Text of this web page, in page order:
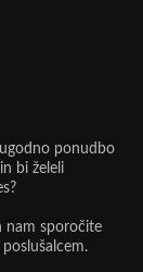
ponudbo
bi želeli
nam sporočite